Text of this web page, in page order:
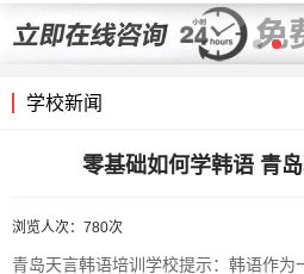
学校新闻
零基础如何学韩语 青
浏览人次：780次
青岛天言韩语培训学校提示：韩语作